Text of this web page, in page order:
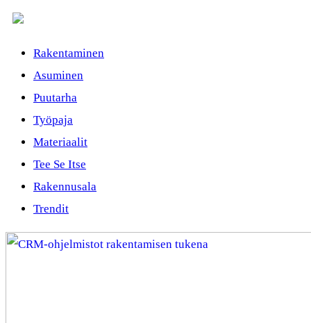
Rakentaminen
Asuminen
Puutarha
Työpaja
Materiaalit
Tee Se Itse
Rakennusala
Trendit